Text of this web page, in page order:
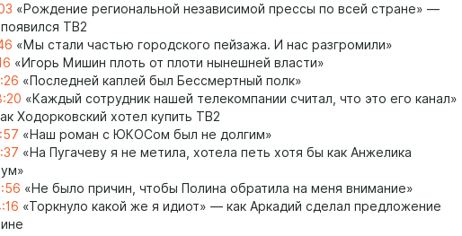
«Рождение региональной независимой прессы по всей стране» —
появился ТВ2
«Мы стали частью городского пейзажа. И нас разгромили»
«Игорь Мишин плоть от плоти нынешней власти»
«Последней каплей был Бессмертный полк»
«Каждый сотрудник нашей телекомпании считал, что это его канал»
Ходорковский хотел купить ТВ2
«Наш роман с ЮКОСом был не долгим»
«На Пугачеву я не метила, хотела петь хотя бы как Анжелика
«Не было причин, чтобы Полина обратила на меня внимание»
«Торкнуло какой же я идиот» — как Аркадий сделал предложение